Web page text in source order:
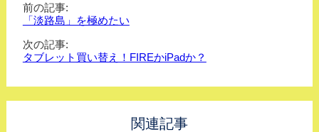
前の記事:
「淡路島」を極めたい
次の記事:
タブレット買い替え！FIREかiPadか？
関連記事